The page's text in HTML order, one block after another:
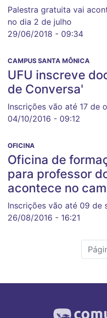
Palestra gratuita vai
no dia 2 de julho
29/06/2018 - 09:34
CAMPUS SANTA MÔNICA
UFU inscreve
de Conversa'
Inscrições vão até 17 de
04/10/2016 - 09:12
OFICINA
Oficina de
para professor
acontece no
Inscrições vão até 09 de
26/08/2016 - 16:21